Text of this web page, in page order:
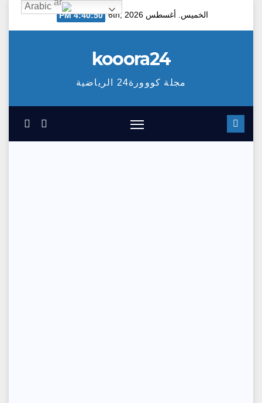
الخميس. أغسطس 6th, 2026 4:40:51 PM
kooora24
مجلة كووورة24 الرياضية
Arabic